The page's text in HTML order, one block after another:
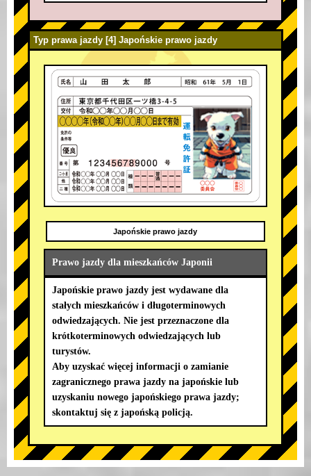
Typ prawa jazdy [4] Japońskie prawo jazdy
Japońskie prawo jazdy
Prawo jazdy dla mieszkańców Japonii
Japońskie prawo jazdy jest wydawane dla
stałych mieszkańców i długoterminowych
odwiedzających. Nie jest przeznaczone dla
krótkoterminowych odwiedzających lub
turystów.
Aby uzyskać więcej informacji o zamianie
zagranicznego prawa jazdy na japońskie lub
uzyskaniu nowego japońskiego prawa jazdy;
skontaktuj się z japońską policją.